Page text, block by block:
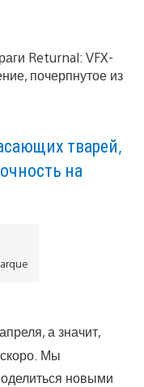
тварей,
на
а значит,
Мы
новыми